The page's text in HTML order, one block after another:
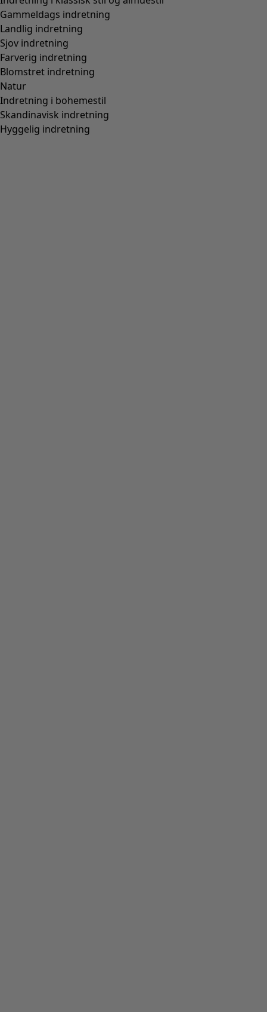
Gammeldags indretning
Landlig indretning
Sjov indretning
Farverig indretning
Blomstret indretning
Natur
Indretning i bohemestil
Skandinavisk indretning
Hyggelig indretning